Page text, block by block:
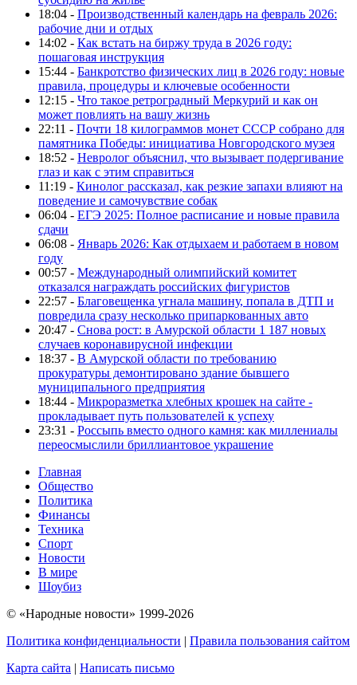
18:04 - Производственный календарь на февраль 2026:
рабочие дни и отдых
14:02 - Как встать на биржу труда в 2026 году:
пошаговая инструкция
15:44 - Банкротство физических лиц в 2026 году: новые
правила, процедуры и ключевые особенности
12:15 - Что такое ретроградный Меркурий и как он
может повлиять на вашу жизнь
22:11 - Почти 18 килограммов монет СССР собрано для
памятника Победы: инициатива Новгородского музея
18:52 - Невролог объяснил, что вызывает подергивание
глаз и как с этим справиться
11:19 - Кинолог рассказал, как резкие запахи влияют на
поведение и самочувствие собак
06:04 - ЕГЭ 2025: Полное расписание и новые правила
сдачи
06:08 - Январь 2026: Как отдыхаем и работаем в новом
году
00:57 - Международный олимпийский комитет
отказался награждать российских фигуристов
22:57 - Благовещенка угнала машину, попала в ДТП и
повредила сразу несколько припаркованных авто
20:47 - Снова рост: в Амурской области 1 187 новых
случаев коронавирусной инфекции
18:37 - В Амурской области по требованию
прокуратуры демонтировано здание бывшего
муниципального предприятия
18:44 - Микроразметка хлебных крошек на сайте -
прокладывает путь пользователей к успеху
23:31 - Россыпь вместо одного камня: как миллениалы
переосмыслили бриллиантовое украшение
Главная
Общество
Политика
Финансы
Техника
Спорт
Новости
В мире
Шоубиз
© «Народные новости» 1999-2026
Политика конфиденциальности | Правила пользования сайтом
Карта сайта | Написать письмо